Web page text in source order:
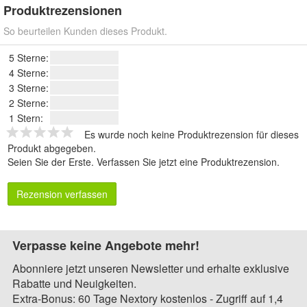
Produktrezensionen
So beurteilen Kunden dieses Produkt.
5 Sterne:
4 Sterne:
3 Sterne:
2 Sterne:
1 Stern:
Es wurde noch keine Produktrezension für dieses
Produkt abgegeben.
Seien Sie der Erste. Verfassen Sie jetzt eine Produktrezension.
Rezension verfassen
Verpasse keine Angebote mehr!
Abonniere jetzt unseren Newsletter und erhalte exklusive
Rabatte und Neuigkeiten.
Extra-Bonus: 60 Tage Nextory kostenlos - Zugriff auf 1,4